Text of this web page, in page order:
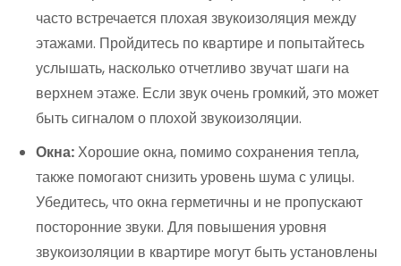
часто встречается плохая звукоизоляция между
этажами. Пройдитесь по квартире и попытайтесь
услышать, насколько отчетливо звучат шаги на
верхнем этаже. Если звук очень громкий, это может
быть сигналом о плохой звукоизоляции.
Окна:Хорошие окна, помимо сохранения тепла,
также помогают снизить уровень шума с улицы.
Убедитесь, что окна герметичны и не пропускают
посторонние звуки. Для повышения уровня
звукоизоляции в квартире могут быть установлены